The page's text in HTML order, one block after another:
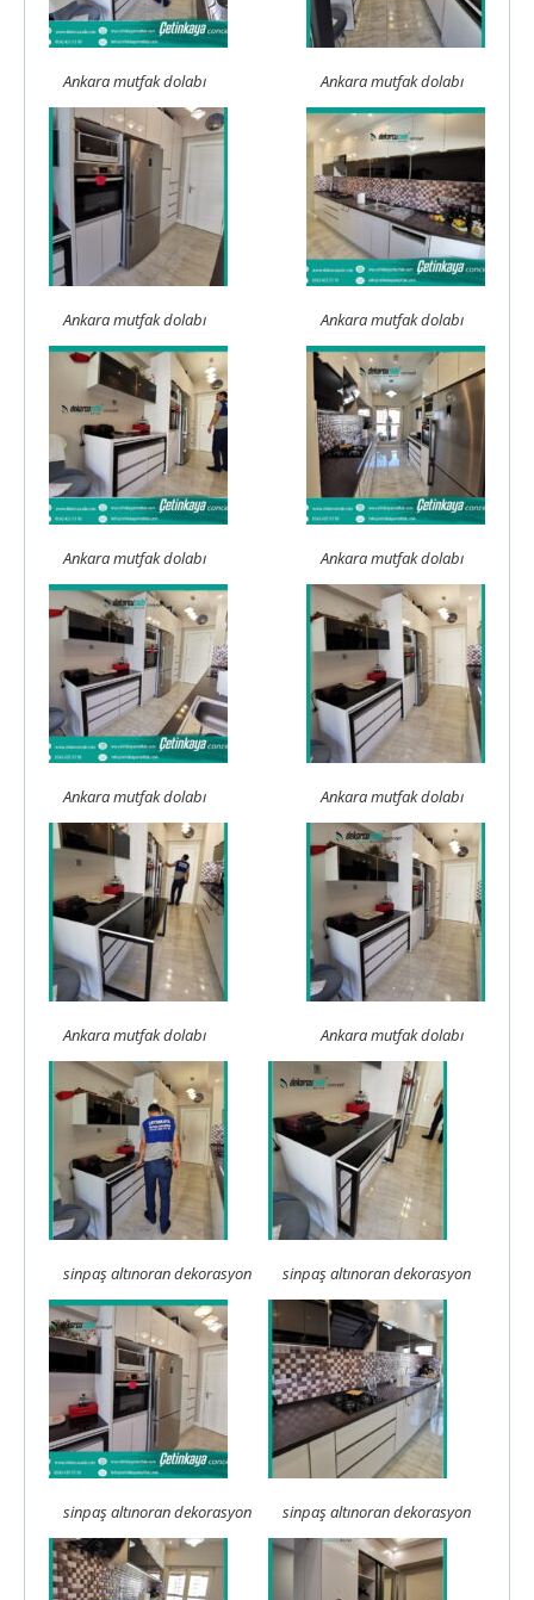
Ankara mutfak dolabı Ankara mutfak dolabı
Ankara mutfak dolabı Ankara mutfak dolabı
Ankara mutfak dolabı Ankara mutfak dolabı
Ankara mutfak dolabı Ankara mutfak dolabı
Ankara mutfak dolabı Ankara mutfak dolabı
sinpaş altınoran dekorasyon sinpaş altınoran dekorasyon
sinpaş altınoran dekorasyon sinpaş altınoran dekorasyon